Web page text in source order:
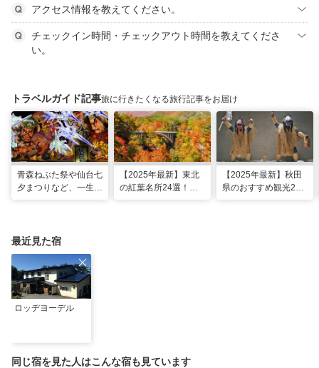
アクセス情報を教えてください。
チェックイン時間・チェックアウト時間を教えてくださ
い。
トラベルガイド記事旅に行きたくなる旅行記事をお届け
青森ねぶた祭や仙台七
夕まつりなど、一生に
【2025年最新】東北
の紅葉名所24選！見
【2025年最新】秋田
県のおすすめ観光28
最近見た宿
ロッヂヨーデル
同じ宿を見た人はこんな宿も見ています